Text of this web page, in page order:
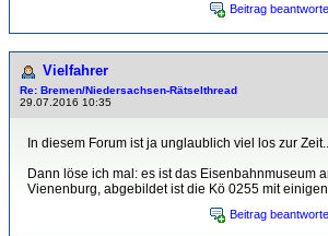
Beitrag
Vielfahrer
Re: Bremen/Niedersachsen-Rätselthread
29.07.2016 10:35
In diesem Forum ist ja unglaublich viel los zur Zeit...
Dann löse ich mal: es ist das Eisenbahnmuseum
Vienenburg, abgebildet ist die Kö 0255 mit einigen
Beitrag